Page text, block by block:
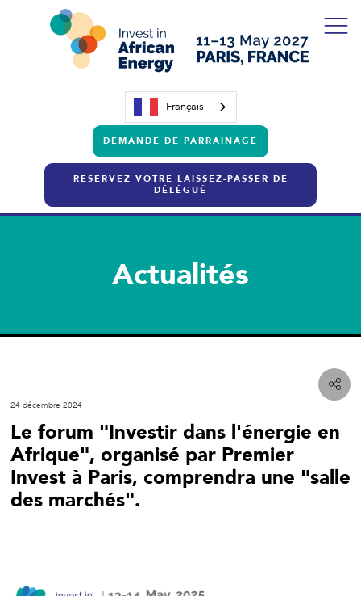
Français
DEMANDE DE PARRAINAGE
RÉSERVEZ VOTRE LAISSEZ-PASSER DE
DÉLÉGUÉ
Actualités
24 décembre 2024
Le forum "Investir dans l'énergie en
Afrique", organisé par Premier
Invest à Paris, comprendra une "salle
des marchés".